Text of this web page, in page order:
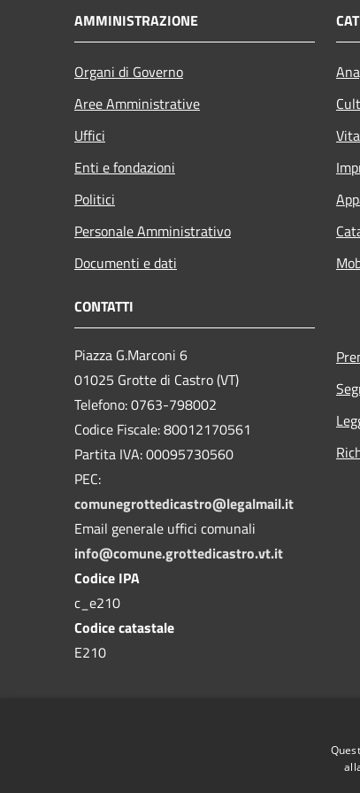
AMMINISTRAZIONE
Organi di Governo
Aree Amministrative
Uffici
Enti e fondazioni
Politici
Personale Amministrativo
Documenti e dati
CONTATTI
Piazza G.Marconi 6
01025 Grotte di Castro (VT)
Telefono: 0763-798002
Codice Fiscale: 80012170561
Partita IVA: 00095730560
PEC:
comunegrottedicastro@legalmail.it
Email generale uffici comunali
info@comune.grottedicastro.vt.it
Codice IPA
c_e210
Codice catastale
E210